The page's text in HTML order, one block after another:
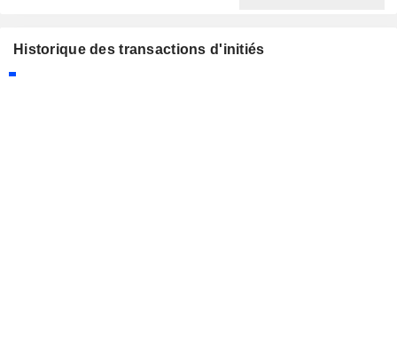
Historique des transactions d'initiés